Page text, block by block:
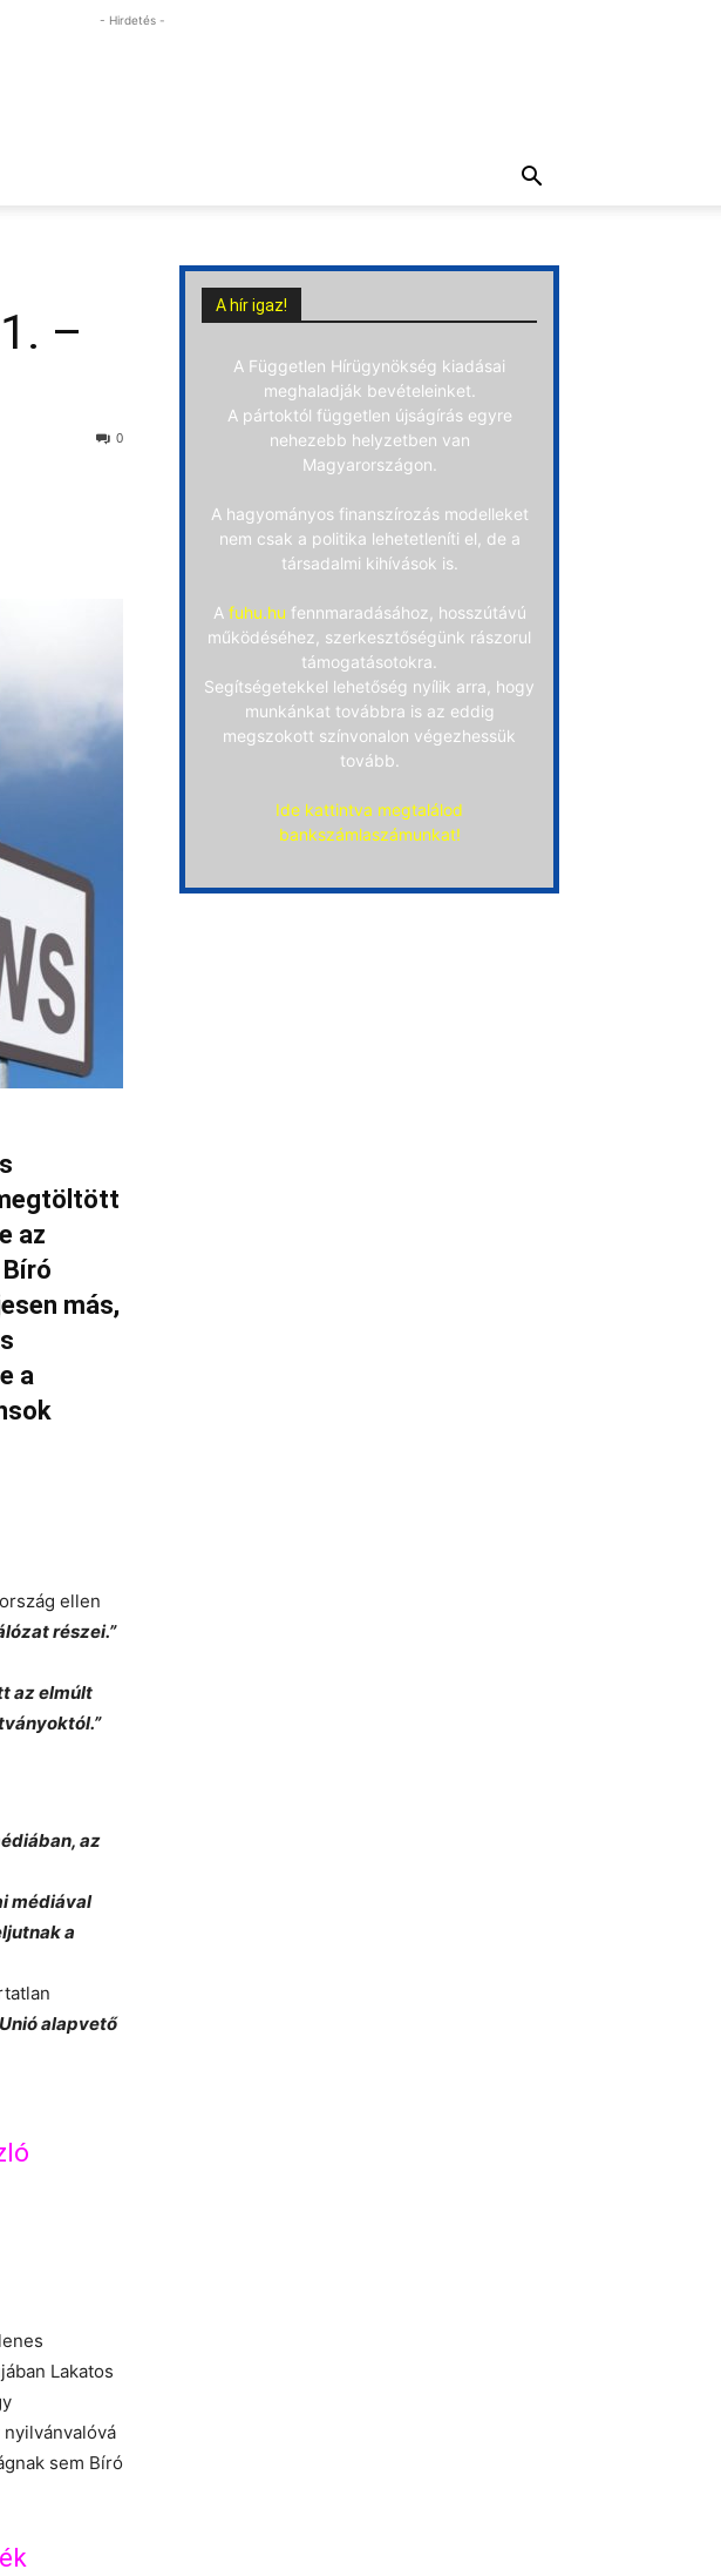
- Hirdetés -
–
0
az
más,
a
ellen
részei.”
az elmúlt
az
médiával
a
alapvető
Lakatos
sem Bíró
A hír igaz!
A Független Hírügynökség kiadásai
meghaladják bevételeinket.
A pártoktól független újságírás egyre
nehezebb helyzetben van
Magyarországon.
A hagyományos finanszírozás modelleket
nem csak a politika lehetetleníti el, de a
társadalmi kihívások is.
A fuhu.hu fennmaradásához, hosszútávú
működéséhez, szerkesztőségünk rászorul
támogatásotokra.
Segítségetekkel lehetőség nyílik arra, hogy
munkánkat továbbra is az eddig
megszokott színvonalon végezhessük
tovább.
Ide kattintva megtalálod
bankszámlaszámunkat!